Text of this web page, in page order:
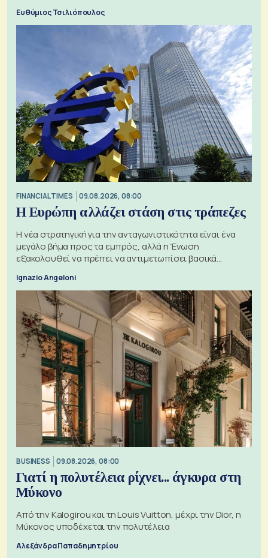
Ευθύμιος Τσιλιόπουλος
FINANCIAL TIMES 09.08.2026, 08:00
Η Ευρώπη αλλάζει στάση στις τράπεζες
Η νέα στρατηγική για την ανταγωνιστικότητα είναι ένα
μεγάλο βήμα προς τα εμπρός, αλλά η Ένωση
εξακολουθεί να πρέπει να αντιμετωπίσει βασικά
Ignazio Angeloni
BUSINESS 09.08.2026, 08:00
Γιατί η πολυτέλεια ρίχνει... άγκυρα στη
Μύκονο
Από την Kalogirou και τη Louis Vuitton, μέχρι την Dior, η
Μύκονος υποδέχεται την πολυτέλεια
Αλεξάνδρα Παπαδημητρίου